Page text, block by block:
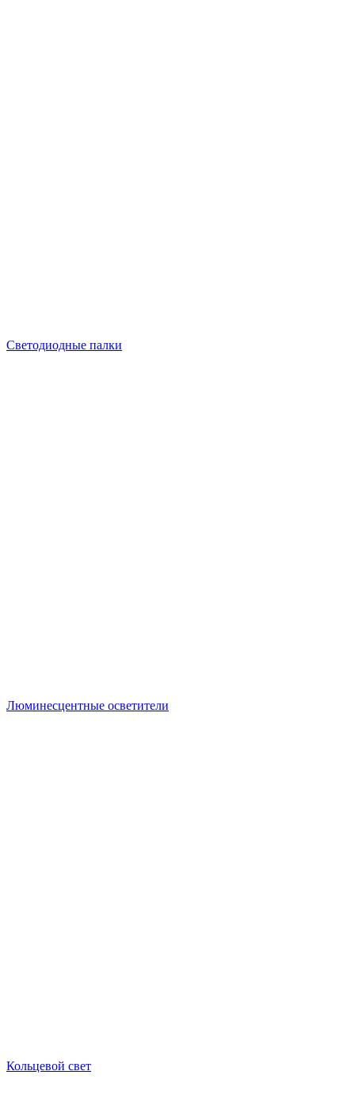
Светодиодные палки
Люминесцентные осветители
Кольцевой свет